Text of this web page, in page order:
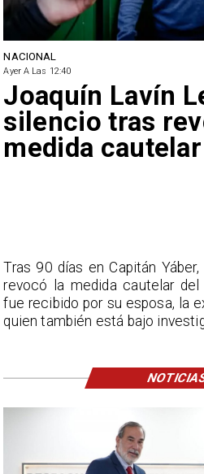
NACIONAL
Ayer A Las 12:40
Joaquín Lavín
silencio tras
medida cautelar
Tras 90 días en Capitán
revocó la medida cautelar del
fue recibido por su esposa, la
quien también está bajo